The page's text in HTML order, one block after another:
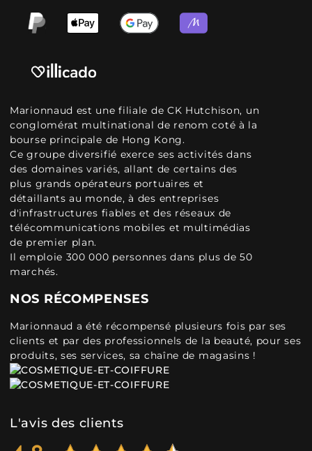
Marionnaud est une filiale de CK Hutchison, un
conglomérat multinational de renom coté à la
bourse principale de Hong Kong.
Ce groupe diversifié exerce ses activités dans
des domaines variés, allant de certains des
plus grands opérateurs portuaires et
détaillants au monde, à des entreprises
d'infrastructures fiables et des réseaux de
télécommunications mobiles et multimédias
de premier plan.
Il emploie 300 000 personnes dans plus de 50
marchés.
NOS RÉCOMPENSES
Marionnaud a été récompensé plusieurs fois par ses
clients et par des professionnels de la beauté, pour ses
produits, ses services, sa chaîne de magasins !
L'avis des clients